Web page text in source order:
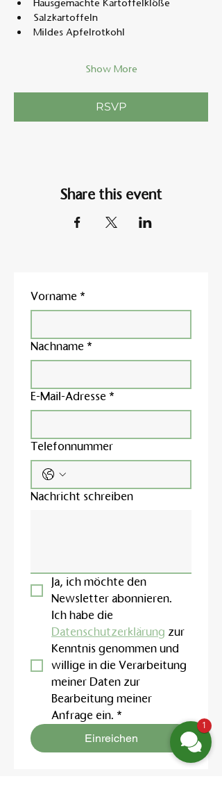
Hausgemachte Kartoffelklöße
Salzkartoffeln
Mildes Apfelrotkohl
Show More
RSVP
Share this event
Vorname *
Nachname *
E-Mail-Adresse *
Telefonnummer
Nachricht schreiben
Ja, ich möchte den
Newsletter abonnieren.
Datenschutzerklärung zur
Kenntnis genommen und
willige in die Verarbeitung
meiner Daten zur
Bearbeitung meiner
Anfrage ein. *
Einreichen
1